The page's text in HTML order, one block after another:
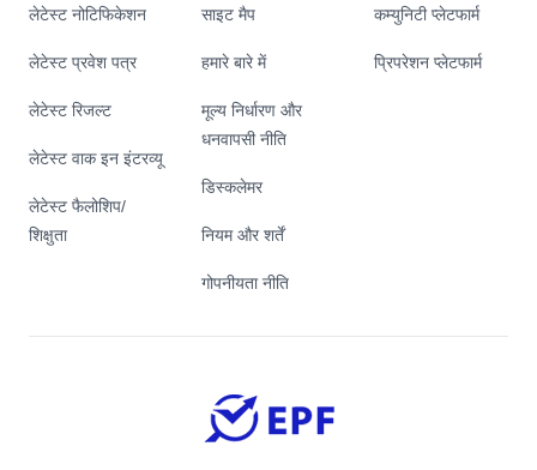
लेटेस्ट नोटिफिकेशन
लेटेस्ट प्रवेश पत्र
लेटेस्ट रिजल्ट
लेटेस्ट वाक इन इंटरव्यू
लेटेस्ट फैलोशिप/
शिक्षुता
साइट मैप
हमारे बारे में
मूल्य निर्धारण और
धनवापसी नीति
डिस्कलेमर
नियम और शर्तें
गोपनीयता नीति
कम्युनिटी प्लेटफार्म
प्रिपरेशन प्लेटफार्म